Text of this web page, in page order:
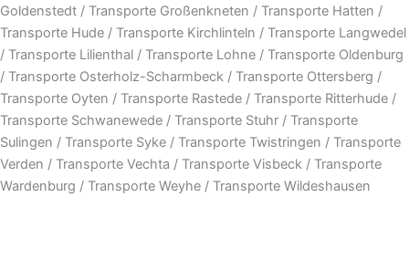
Goldenstedt / Transporte Großenkneten / Transporte Hatten /
Transporte Hude / Transporte Kirchlinteln / Transporte Langwedel
/ Transporte Lilienthal / Transporte Lohne / Transporte Oldenburg
/ Transporte Osterholz-Scharmbeck / Transporte Ottersberg /
Transporte Oyten / Transporte Rastede / Transporte Ritterhude /
Transporte Schwanewede / Transporte Stuhr / Transporte
Sulingen / Transporte Syke / Transporte Twistringen / Transporte
Verden / Transporte Vechta / Transporte Visbeck / Transporte
Wardenburg / Transporte Weyhe / Transporte Wildeshausen